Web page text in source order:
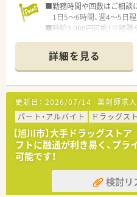
■勤務時間や回数はご相談
1日5～6時間、週4～5日
■時給3,000円可能！※経験
ーマとした旭川の会社です
■地域に根ざした「健康相談
緒に働いてみませんか
■OTCの取り扱いも豊富で
詳細を見る
更新日： 2026/07/14 薬剤師求人
パート・アルバイト
ドラッグス
【旭川市】大手ドラッグス
フトに融通が利き易く、プ
可能です！
検討リ